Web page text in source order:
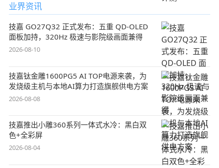
业界资讯
技嘉 GO27Q32 正式发布：五重 QD-OLED
面板加持，320Hz 极速与影院级画面兼得
2026-08-10
技嘉钛金雕1600PG5 AI TOP电源来袭，为
发烧级主机与本地AI算力打造旗舰供电方案
2026-08-08
技嘉推出小雕360系列一体式水冷：黑白双
色+全彩屏
2026-08-04